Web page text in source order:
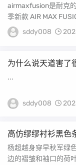
airmaxfusion是耐克
季新款 AIR MAX
动休闲男鞋，...
sddy008
为什么说天道害了
...
sddy008
高仿缪缪衬衫黑色
点怎么办）
杨超越身穿早秋军绿
边的褶皱和袖口的荷